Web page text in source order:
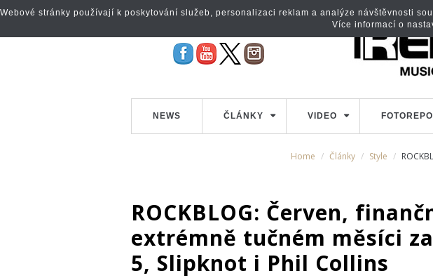
NEWS ČLÁNKY VIDEO
Home Články Style
ROCKBLOG: Červen,
extrémně tučném měsíci
5, Slipknot i Phil Collins
Webové stránky používají k poskytování služeb, personalizaci reklam a analýze návštěvnosti
Více informací o